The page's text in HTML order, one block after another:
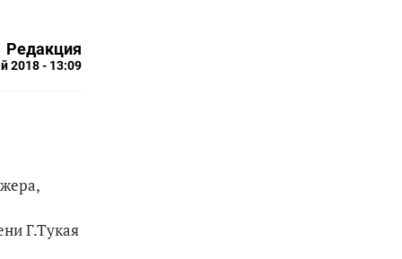
Редакция
2018 - 13:09
Г.Тукая